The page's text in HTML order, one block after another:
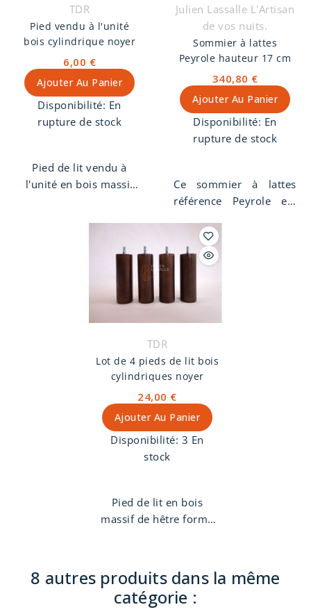
TDR
Pied vendu à l'unité
bois cylindrique noyer
6,00 €
Ajouter Au Panier
Disponibilité: En
rupture de stock
Pied de lit vendu à
l'unité en bois massif
Julien Lassalle L'Artisan
de vos nuits.
Sommier à lattes
Peyrole hauteur 17 cm
340,80 €
Ajouter Au Panier
Disponibilité: En
rupture de stock
Ce sommier à lattes
référence Peyrole est
atelier de tapissier
décorateur
ferme, préconisé pour
tous les types de
matelas. Lattes
Fabrication Française et
artisanale.
TDR
Lot de 4 pieds de lit bois
cylindriques noyer
24,00 €
Ajouter Au Panier
Disponibilité: 3 En
stock
Pied de lit en bois
massif de hêtre forme
8 autres produits dans la même
catégorie :